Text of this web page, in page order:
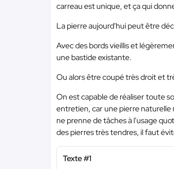
carreau est unique, et ça qui
La pierre aujourd'hui peut être
Avec des bords vieillis et
une bastide existante.
Ou alors être coupé très droit et
On est capable de réaliser toute
entretien, car une pierre
ne prenne de tâches à l'usage
des pierres très tendres, il faut
Texte #1